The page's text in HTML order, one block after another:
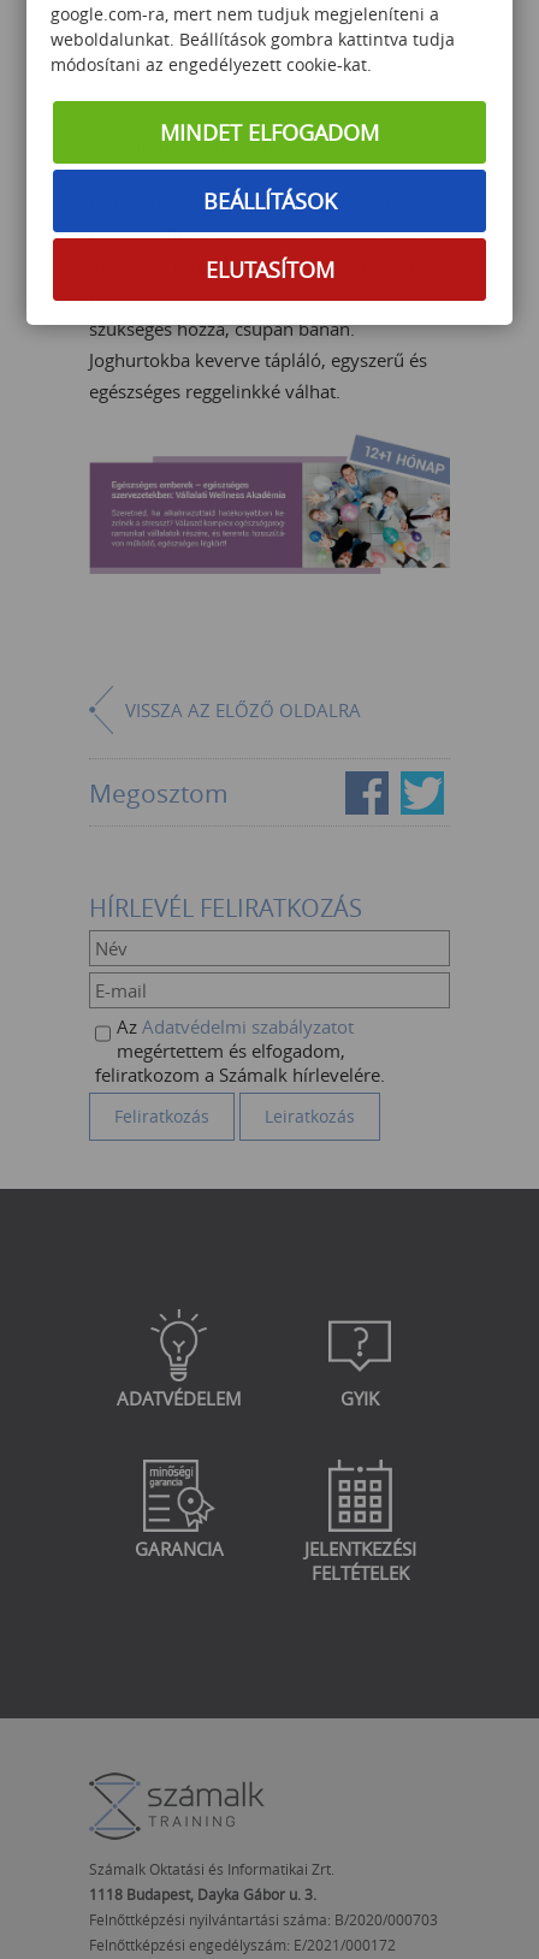
javítja a szív egészségét
elősegíti a megfelelő vérkeringést
immunrendszert
Felhasználási javaslat: Sokféleképpen
felhasználható és egyszerűen beépíthetjük
az étrendünkbe. Chiapudingként önálló
finomság, semmilyen édesítő nem
szükséges hozzá, csupán banán.
Joghurtokba keverve tápláló, egyszerű és
egészséges reggelinkké válhat.
VISSZA AZ ELŐZŐ OLDALRA
Megosztom
HÍRLEVÉL FELIRATKOZÁS
Az Adatvédelmi szabályzatot
megértettem és elfogadom,
feliratkozom a Számalk hírlevelére.
ADATVÉDELEM GYIK
GARANCIA
JELENTKEZÉSI
FELTÉTELEK
Számalk Oktatási és Informatikai Zrt.
1118 Budapest, Dayka Gábor u. 3.
Felnőttképzési nyilvántartási száma: B/2020/000703
Felnőttképzési engedélyszám: E/2021/000172
google.com-ra, mert nem tudjuk megjeleníteni a
weboldalunkat. Beállítások gombra kattintva tudja
módosítani az engedélyezett cookie-kat.
MINDET ELFOGADOM
BEÁLLÍTÁSOK
ELUTASÍTOM